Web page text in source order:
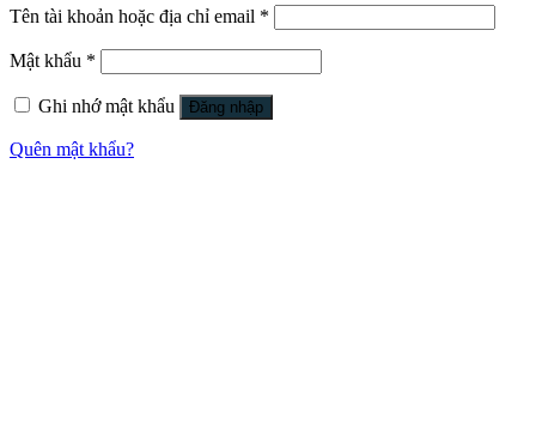
Tên tài khoản hoặc địa chỉ email *
Mật khẩu *
Ghi nhớ mật khẩu Đăng nhập
Quên mật khẩu?